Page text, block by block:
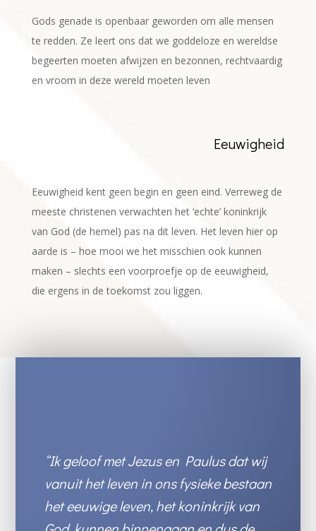
Gods genade is openbaar geworden om alle mensen
te redden. Ze leert ons dat we goddeloze en wereldse
begeerten moeten afwijzen en bezonnen, rechtvaardig
en vroom in deze wereld moeten leven
Eeuwigheid
Eeuwigheid kent geen begin en geen eind. Verreweg de
meeste christenen verwachten het ‘echte’ koninkrijk
van God (de hemel) pas na dit leven. Het leven hier op
aarde is – hoe mooi we het misschien ook kunnen
maken – slechts een voorproefje op de eeuwigheid,
die ergens in de toekomst zou liggen.
“Ik geloof met Jezus en Paulus dat wij
vanuit het leven in ons fysieke bestaan
het eeuwige leven, het koninkrijk van